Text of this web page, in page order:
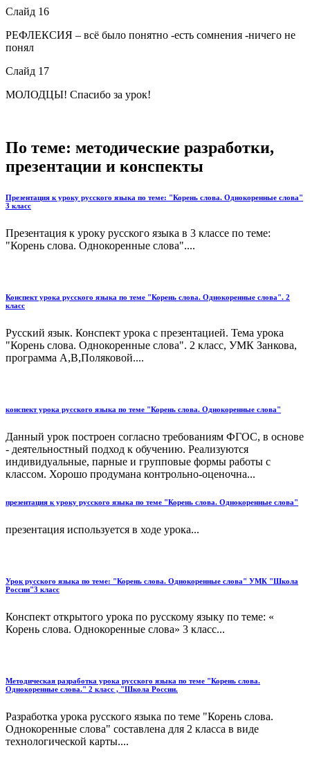
Слайд 16
РЕФЛЕКСИЯ – всё было понятно -есть сомнения -ничего не
понял
Слайд 17
МОЛОДЦЫ! Спасибо за урок!
По теме: методические разработки,
презентации и конспекты
Презентация к уроку русского языка по теме: "Корень слова. Однокоренные слова"
3 класс
Презентация к уроку русского языка в 3 классе по теме:
"Корень слова. Однокоренные слова"....
Конспект урока русского языка по теме "Корень слова. Однокоренные слова". 2
класс
Русский язык. Конспект урока с презентацией. Тема урока
"Корень слова. Однокоренные слова". 2 класс, УМК Занкова,
программа А,В,Поляковой....
конспект урока русского языка по теме "Корень слова. Однокоренные слова"
Данный урок построен согласно требованиям ФГОС, в основе
- деятельностный подход к обучению. Реализуются
индивидуальные, парные и групповые формы работы с
классом. Хорошо продумана контрольно-оценочна...
презентация к уроку русского языка по теме "Корень слова. Однокоренные слова"
презентация используется в ходе урока...
Урок русского языка по теме: "Корень слова. Однокоренные слова" УМК "Школа
России"3 класс
Конспект открытого урока по русскому языку по теме: «
Корень слова. Однокоренные слова» 3 класс...
Методическая разработка урока русского языка по теме "Корень слова.
Однокоренные слова." 2 класс , "Школа России.
Разработка урока русского языка по теме "Корень слова.
Однокоренные слова" составлена для 2 класса в виде
технологической карты....